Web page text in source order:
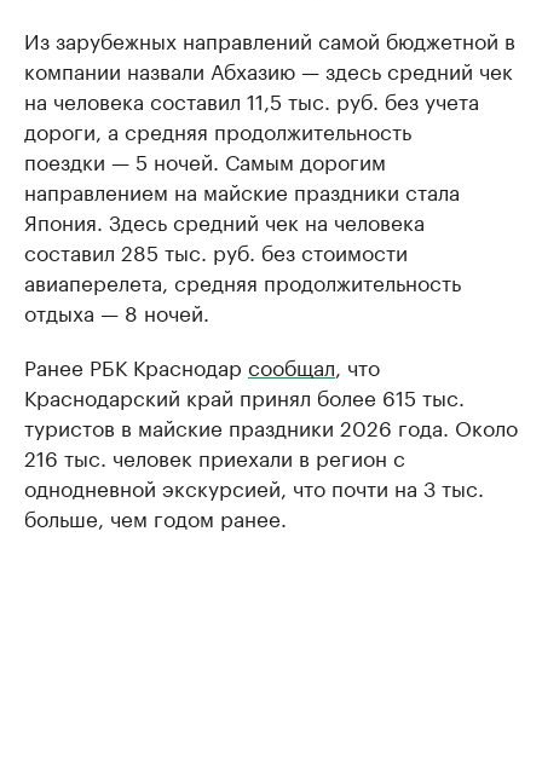
Из зарубежных направлений самой бюджетной в
компании назвали Абхазию — здесь средний чек
на человека составил 11,5 тыс. руб. без учета
дороги, а средняя продолжительность
поездки — 5 ночей. Самым дорогим
направлением на майские праздники стала
Япония. Здесь средний чек на человека
составил 285 тыс. руб. без стоимости
авиаперелета, средняя продолжительность
отдыха — 8 ночей.
Ранее РБК Краснодар сообщал , что
Краснодарский край принял более 615 тыс.
туристов в майские праздники 2026 года. Около
216 тыс. человек приехали в регион с
однодневной экскурсией, что почти на 3 тыс.
больше, чем годом ранее.